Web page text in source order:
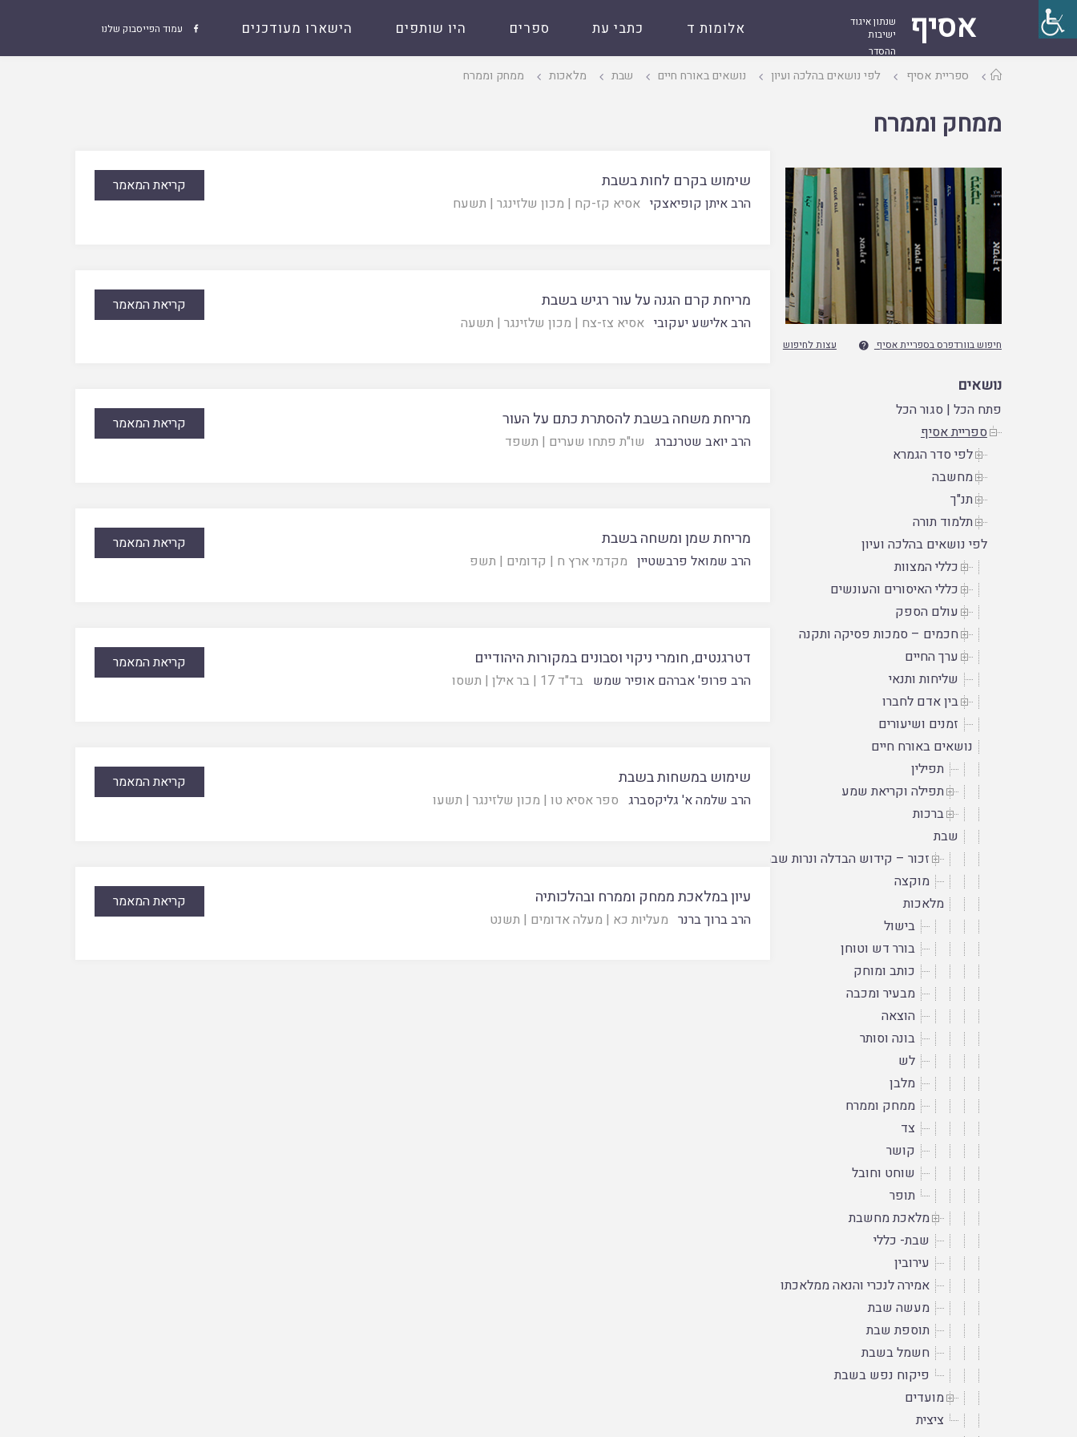
אסיף
שנתון איגוד
ישיבות
ההסדר
 עמוד הפייסבוק שלנו אלומות ד כתבי עת ספרים היו שותפים הישארו מעודכנים
עמודספריית אסיף לפי נושאים בהלכה ועיון נושאים באורח חיים שבת מלאכות ממחק וממרח
ממחק וממרח
חיפוש בוורדפרס בספריית אסיף  עצות לחיפוש
נושאים
פתח הכל |סגור הכל
ספריית אסיף
לפי סדר הגמרא
מחשבה
תנ"ך
תלמוד תורה
לפי נושאים בהלכה ועיון
כללי המצוות
כללי האיסורים והעונשים
עולם הספק
חכמים – סמכות פסיקה ותקנה
ערך החיים
שליחות ותנאי
בין אדם לחברו
זמנים ושיעורים
נושאים באורח חיים
תפילין
תפילה וקריאת שמע
ברכות
שבת
זכור – קידוש הבדלה ונרות שבת
מוקצה
מלאכות
בישול
בורר דש וטוחן
כותב ומוחק
מבעיר ומכבה
הוצאה
בונה וסותר
לש
מלבן
ממחק וממרח
צד
קושר
שוחט וחובל
תופר
מלאכת מחשבת
שבת- כללי
עירובין
אמירה לנכרי והנאה ממלאכתו
מעשה שבת
תוספת שבת
חשמל בשבת
פיקוח נפש בשבת
מועדים
ציצית
שימוש בקרם לחות בשבת
הרב איתן קופיאצקי אסיא קז-קח | מכון שלזינגר | תשעח
קריאת המאמר
מריחת קרם הגנה על עור רגיש בשבת
הרב אלישע יעקובי אסיא צז-צח | מכון שלזינגר | תשעה
קריאת המאמר
מריחת משחה בשבת להסתרת כתם על העור
הרב יואב שטרנברג שו"ת פתחו שערים | תשפד
קריאת המאמר
מריחת שמן ומשחה בשבת
הרב שמואל פרבשטיין מקדמי ארץ ח | קדומים | תשפ
קריאת המאמר
דטרגנטים, חומרי ניקוי וסבונים במקורות היהודיים
הרב פרופ' אברהם אופיר שמש בד"ד 17 |בר אילן | תשסו
קריאת המאמר
שימוש במשחות בשבת
הרב שלמה א' גליקסברג ספר אסיא טו | מכון שלזינגר | תשעו
קריאת המאמר
עיון במלאכת ממחק וממרח ובהלכותיה
הרב ברוך ברנר מעליות כא | מעלה אדומים | תשנט
קריאת המאמר